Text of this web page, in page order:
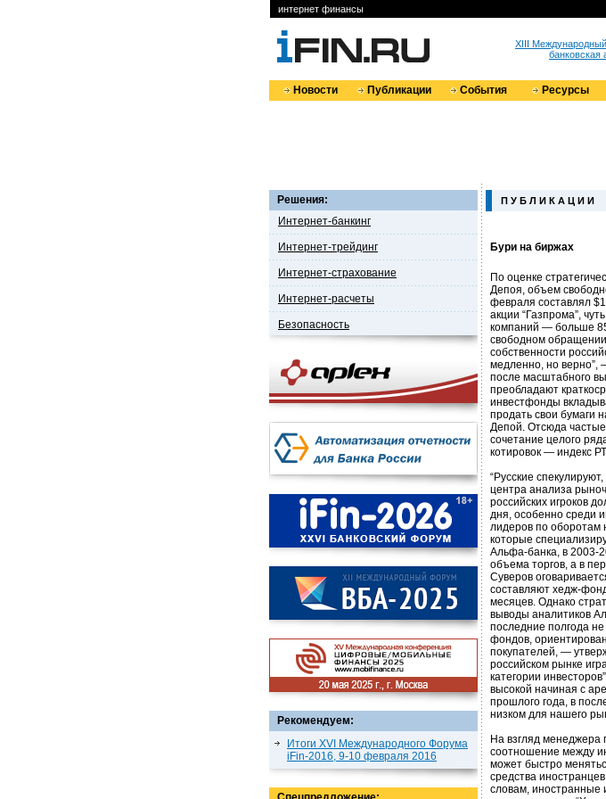
интернет финансы
XIII
банковская
Новости Публикации События Ресурсы
Решения:
Интернет-банкинг
Интернет-трейдинг
Интернет-страхование
Интернет-расчеты
Безопасность
Рекомендуем:
Итоги XVI Международного Форума
iFin-2016, 9-10 февраля 2016
П У Б Л И К А Ц И И
Бури на биржах
По оценке
Депоя, объем
февраля составлял
акции “Газпрома”,
компаний — больше
свободном
собственности
медленно, но верно”,
после масштабного
преобладают
инвестфонды
продать свои бумаги
Депой. Отсюда
сочетание целого
котировок — индекс
“Русские
центра анализа
российских игроков
дня, особенно среди
лидеров по оборотам
которые
Альфа-банка, в 2003-
объема торгов, а в
Суверов
составляют хедж-
месяцев. Однако
выводы аналитиков
последние полгода
фондов,
покупателей, —
российском рынке
категории
высокой начиная с
прошлого года, в
низком для нашего
На взгляд менеджера
соотношение между
может быстро
средства
словам, иностранные